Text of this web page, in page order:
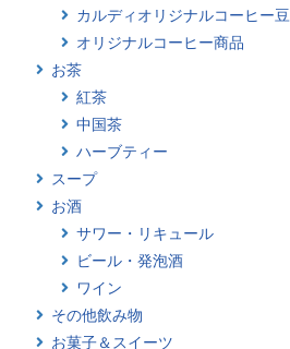
カルディオリジナルコーヒー豆
オリジナルコーヒー商品
お茶
紅茶
中国茶
ハーブティー
スープ
お酒
サワー・リキュール
ビール・発泡酒
ワイン
その他飲み物
お菓子＆スイーツ